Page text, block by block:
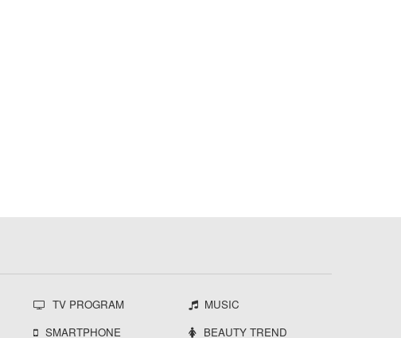
TV PROGRAM
MUSIC
SMARTPHONE BEAUTY TREND